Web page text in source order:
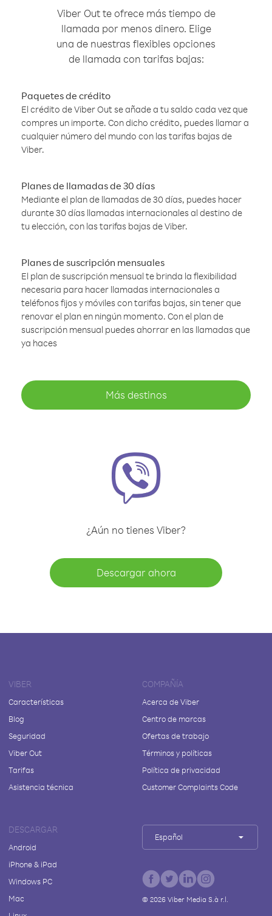
Viber Out te ofrece más tiempo de
llamada por menos dinero. Elige
una de nuestras flexibles opciones
de llamada con tarifas bajas:
Paquetes de crédito
El crédito de Viber Out se añade a tu saldo cada vez que
compres un importe. Con dicho crédito, puedes llamar a
cualquier número del mundo con las tarifas bajas de
Viber.
Planes de llamadas de 30 días
Mediante el plan de llamadas de 30 días, puedes hacer
durante 30 días llamadas internacionales al destino de
tu elección, con las tarifas bajas de Viber.
Planes de suscripción mensuales
El plan de suscripción mensual te brinda la flexibilidad
necesaria para hacer llamadas internacionales a
teléfonos fijos y móviles con tarifas bajas, sin tener que
renovar el plan en ningún momento. Con el plan de
suscripción mensual puedes ahorrar en las llamadas que
ya haces
Más destinos
¿Aún no tienes Viber?
Descargar ahora
VIBER
Características
Blog
Seguridad
Viber Out
Tarifas
Asistencia técnica
COMPAÑÍA
Acerca de Viber
Centro de marcas
Ofertas de trabajo
Términos y políticas
Política de privacidad
Customer Complaints Code
DESCARGAR
Android
iPhone & iPad
Windows PC
Mac
Español
© 2026Viber Media S.à r.l.